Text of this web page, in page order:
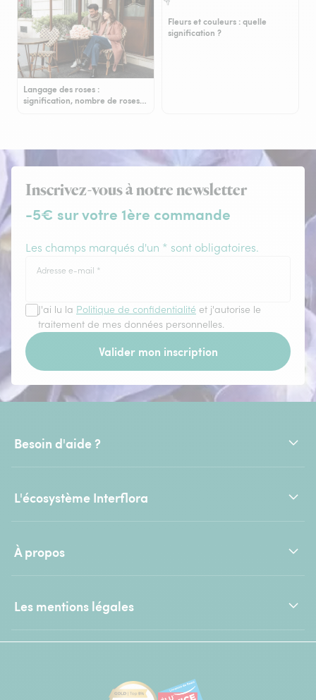
Langage des roses :
signification, nombre de roses…
Fleurs et couleurs : quelle
signification ?
Inscrivez-vous à notre newsletter
-5€ sur votre 1ère commande
Les champs marqués d'un * sont obligatoires.
Adresse e-mail *
J'ai lu la Politique de confidentialité et j'autorise le
traitement de mes données personnelles.
Valider mon inscription
Besoin d'aide ?
L'écosystème Interflora
À propos
Les mentions légales